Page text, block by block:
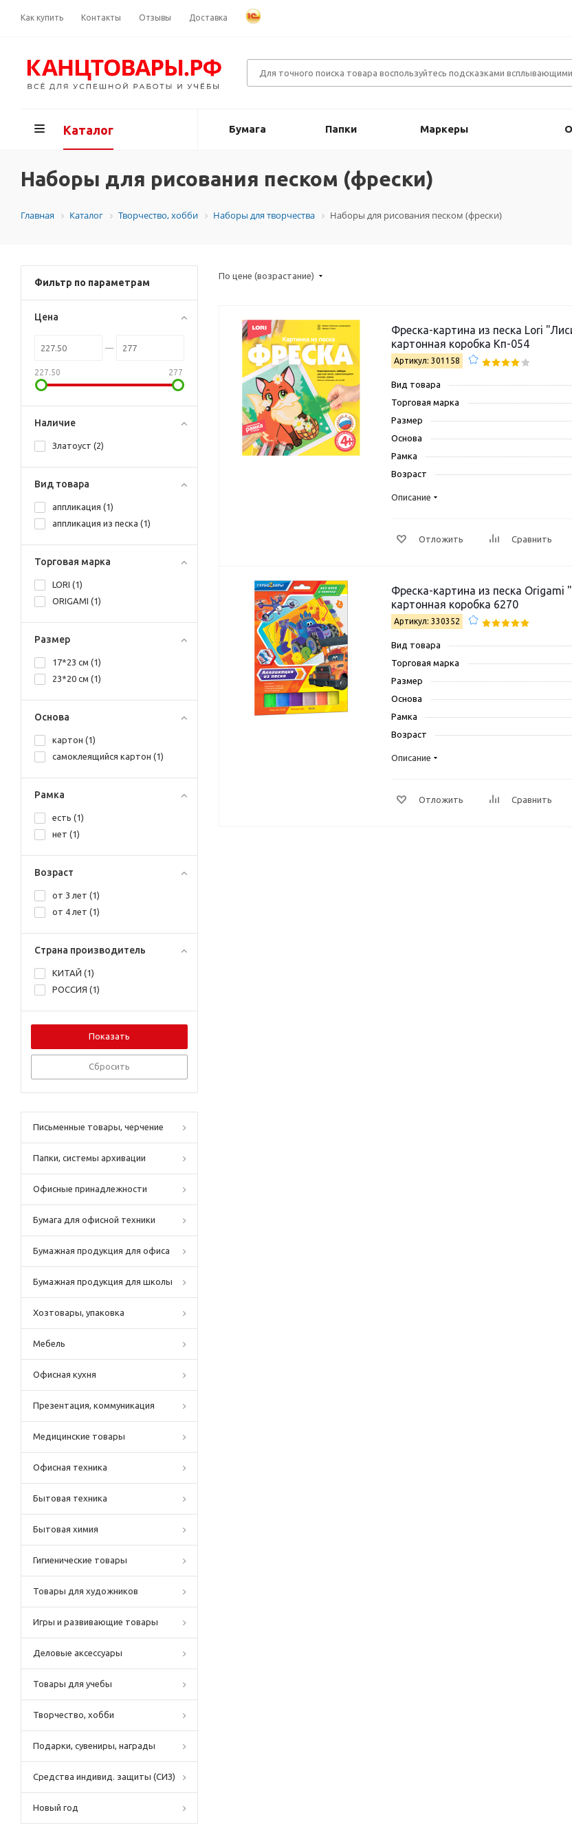
Как купить Контакты Отзывы Доставка
Каталог Бумага Папки Маркеры
Наборы для рисования песком (фрески)
Главная Каталог Творчество, хобби Наборы для творчества Наборы для рисования песком (фрески)
По цене (возрастание)
Фреска-картина из песка Lori
картонная коробка Кп-054
Артикул: 301158
Вид товара
Торговая марка
Размер
Основа
Рамка
Возраст
Описание
Отложить Сравнить
Фреска-картина из песка Origami
картонная коробка 6270
Артикул: 330352
Вид товара
Торговая марка
Размер
Основа
Рамка
Возраст
Описание
Отложить Сравнить
Фильтр по параметрам
Цена
227.50 277
Наличие
Златоуст (2)
Вид товара
аппликация (1)
аппликация из песка (1)
Торговая марка
LORI (1)
ORIGAMI (1)
Размер
17*23 см (1)
23*20 см (1)
Основа
картон (1)
самоклеящийся картон (1)
Рамка
есть (1)
нет (1)
Возраст
от 3 лет (1)
от 4 лет (1)
Страна производитель
КИТАЙ (1)
РОССИЯ (1)
Сбросить
Письменные товары, черчение
Папки, системы архивации
Офисные принадлежности
Бумага для офисной техники
Бумажная продукция для офиса
Бумажная продукция для школы
Хозтовары, упаковка
Мебель
Офисная кухня
Презентация, коммуникация
Медицинские товары
Офисная техника
Бытовая техника
Бытовая химия
Гигиенические товары
Товары для художников
Игры и развивающие товары
Деловые аксессуары
Товары для учебы
Творчество, хобби
Подарки, сувениры, награды
Средства индивид. защиты (СИЗ)
Новый год